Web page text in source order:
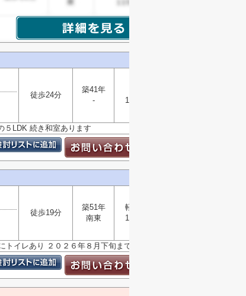
徒歩24分
築41年
-
111.42㎡
LDK 続き和室あります
徒歩19分
築51年
南東
軽量鉄骨
158.40㎡
イレあり ２０２６年８月下旬まで現況販売